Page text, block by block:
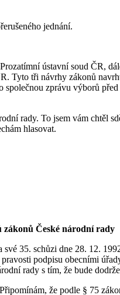
jednání.
ústavní soud ČR,
Tyto tři návrhy zákonů
zprávu výborů
rady. To jsem vám chtěl
hlasovat.
České národní rady
35. schůzi dne 28. 12.
podpisu obecními
rady s tím, že bude
že podle § 75